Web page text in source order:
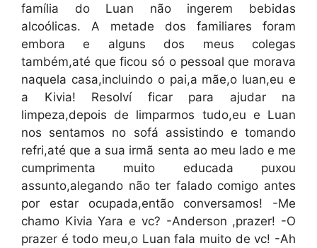
família do Luan não ingerem bebidas
alcoólicas. A metade dos familiares foram
embora e alguns dos meus colegas
também,até que ficou só o pessoal que morava
naquela casa,incluindo o pai,a mãe,o luan,eu e
a Kivia! Resolví ficar para ajudar na
limpeza,depois de limparmos tudo,eu e Luan
nos sentamos no sofá assistindo e tomando
refri,até que a sua irmã senta ao meu lado e me
cumprimenta muito educada puxou
assunto,alegando não ter falado comigo antes
por estar ocupada,então conversamos! -Me
chamo Kivia Yara e vc? -Anderson ,prazer! -O
prazer é todo meu,o Luan fala muito de vc! -Ah